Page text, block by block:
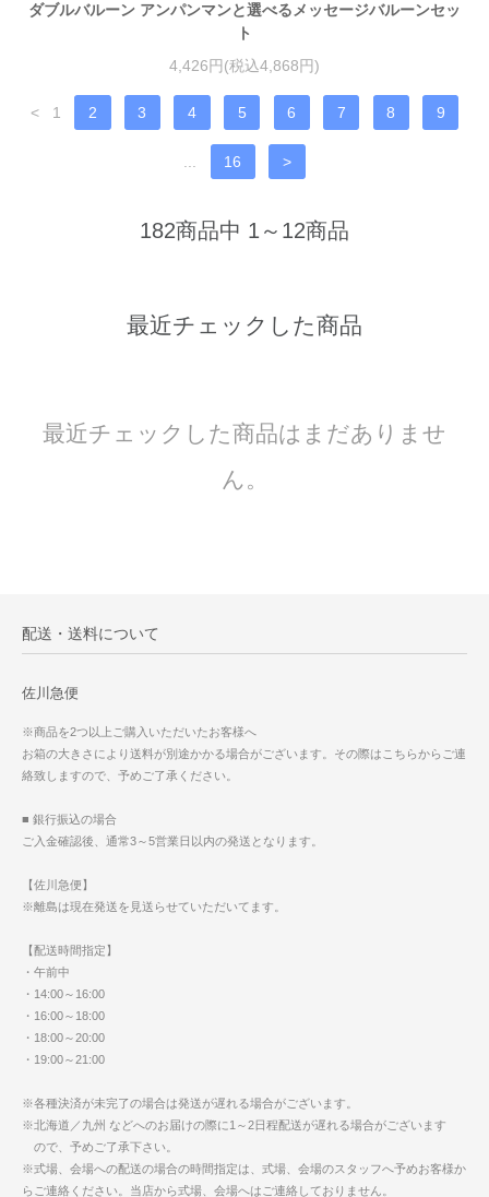
ダブルバルーン アンパンマンと選べるメッセージバルーンセッ
ト
4,426円(税込4,868円)
< 1 2 3 4 5 6 7 8 9
16 >
182商品中 1～12商品
最近チェックした商品
最近チェックした商品はまだありませ
ん。
配送・送料について
佐川急便
※商品を2つ以上ご購入いただいたお客様へ
お箱の大きさにより送料が別途かかる場合がございます。その際はこちらからご連
絡致しますので、予めご了承ください。
■ 銀行振込の場合
ご入金確認後、通常3～5営業日以内の発送となります。
【佐川急便】
※離島は現在発送を見送らせていただいてます。
【配送時間指定】
・午前中
・14:00～16:00
・16:00～18:00
・18:00～20:00
・19:00～21:00
※各種決済が未完了の場合は発送が遅れる場合がございます。
※北海道／九州 などへのお届けの際に1～2日程配送が遅れる場合がございます
ので、予めご了承下さい。
※式場、会場への配送の場合の時間指定は、式場、会場のスタッフへ予めお客様か
らご連絡ください。当店から式場、会場へはご連絡しておりません。